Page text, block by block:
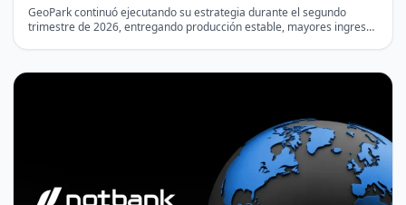
GeoPark continuó ejecutando su estrategia durante el segundo
trimestre de 2026, entregando producción estable, mayores ingresos